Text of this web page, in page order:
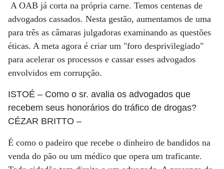
A OAB já corta na própria carne. Temos centenas de
advogados cassados. Nesta gestão, aumentamos de uma
para três as câmaras julgadoras examinando as questões
éticas. A meta agora é criar um "foro desprivilegiado"
para acelerar os processos e cassar esses advogados
envolvidos em corrupção.
ISTOÉ – Como o sr. avalia os advogados que
recebem seus honorários do tráfico de drogas?
CÉZAR BRITTO –
É como o padeiro que recebe o dinheiro de bandidos na
venda do pão ou um médico que opera um traficante.